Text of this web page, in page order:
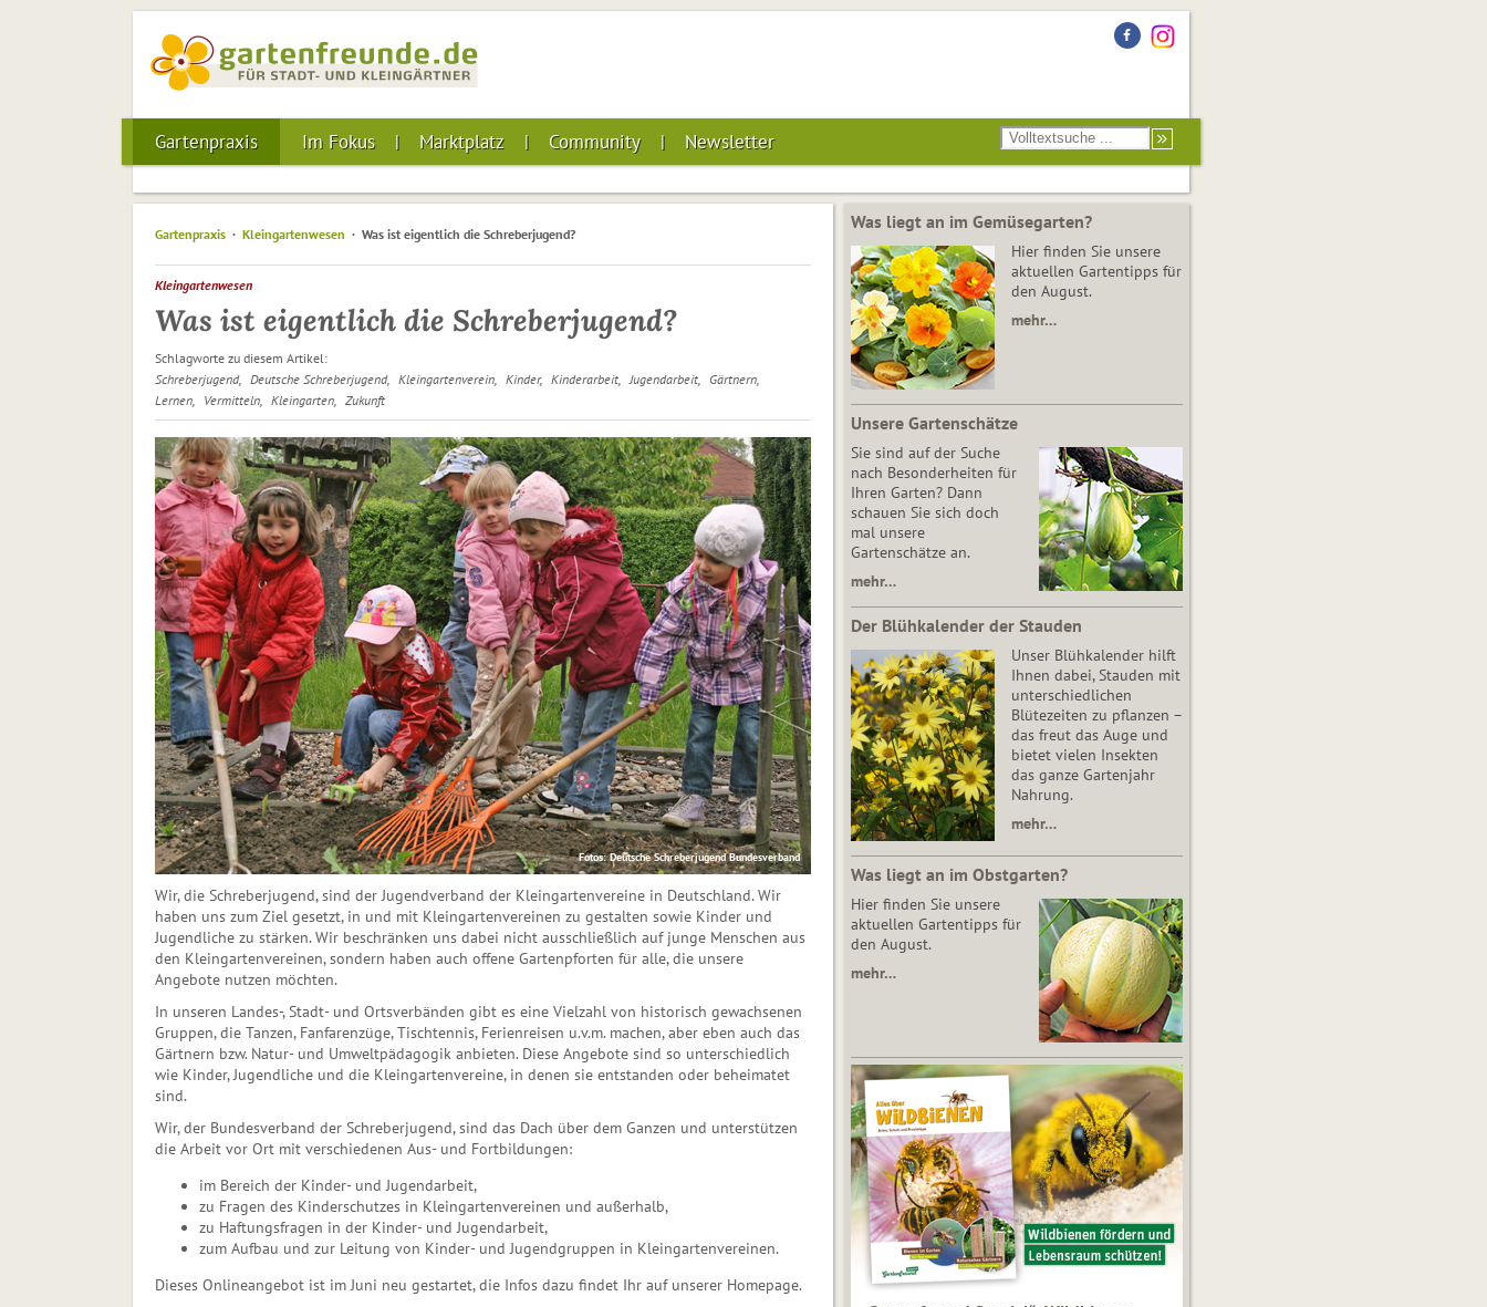
Gartenpraxis Im Fokus Marktplatz Community Newsletter
Gartenpraxis Kleingartenwesen Was ist eigentlich die Schreberjugend?
Kleingartenwesen
Was ist eigentlich die Schreberjugend?
Schlagworte zu diesem Artikel:
Schreberjugend
Deutsche Schreberjugend Kleingartenverein Kinder Kinderarbeit Jugendarbeit
Gärtnern
Lernen
Vermitteln Kleingarten Zukunft
Fotos: Deutsche Schreberjugend Bundesverband
Wir, die Schreberjugend, sind der Jugendverband der Kleingartenvereine in Deutschland. Wir
haben uns zum Ziel gesetzt, in und mit Kleingartenvereinen zu gestalten sowie Kinder und
Jugendliche zu stärken. Wir beschränken uns dabei nicht ausschließlich auf junge Menschen aus
den Kleingartenvereinen, sondern haben auch offene Gartenpforten für alle, die unsere
Angebote nutzen möchten.
In unseren Landes-, Stadt- und Ortsverbänden gibt es eine Vielzahl von historisch gewachsenen
Gruppen, die Tanzen, Fanfarenzüge, Tischtennis, Ferienreisen u.v.m. machen, aber eben auch das
Gärtnern bzw. Natur- und Umweltpädagogik anbieten. Diese Angebote sind so unterschiedlich
wie Kinder, Jugendliche und die Kleingartenvereine, in denen sie entstanden oder beheimatet
sind.
Wir, der Bundesverband der Schreber­jugend, sind das Dach über dem Ganzen und unterstützen
die Arbeit vor Ort mit verschiedenen Aus- und Fortbildungen:
im Bereich der Kinder- und Jugend­arbeit,
zu Fragen des Kinderschutzes in Klein­gartenvereinen und außerhalb,
zu Haftungsfragen in der Kinder- und Jugendarbeit,
zum Aufbau und zur Leitung von Kinder- und Jugendgruppen in Kleingartenvereinen.
Dieses Onlineangebot ist im Juni neu gestartet, die Infos dazu findet Ihr auf unserer Homepage.
Was liegt an im Gemüsegarten?
Hier finden Sie unsere
aktuellen Gartentipps für
den August.
mehr…
Unsere Gartenschätze
Sie sind auf der Suche
nach Besonderheiten für
Ihren Garten? Dann
schauen Sie sich doch
mal unsere
Gartenschätze an.
mehr…
Der Blühkalender der Stauden
Unser Blühkalender hilft
Ihnen dabei, Stauden mit
unterschiedlichen
Blütezeiten zu pflanzen –
das freut das Auge und
bietet vielen Insekten
das ganze Gartenjahr
Nahrung.
mehr…
Was liegt an im Obstgarten?
Hier finden Sie unsere
aktuellen Gartentipps für
den August.
mehr…